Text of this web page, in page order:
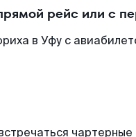
рейс или с
в Уфу с